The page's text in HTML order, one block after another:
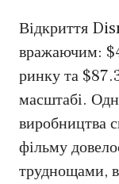
Відкриття
вражаючим:
ринку та
масштабі.
виробництва
фільму
труднощами,